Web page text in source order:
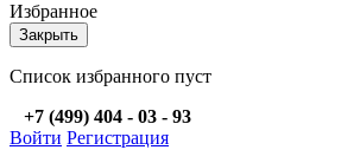
Избранное
Закрыть
Список избранного пуст
+7 (499) 404 - 03 - 93
Войти Регистрация